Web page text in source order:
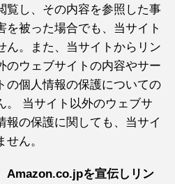
覧し、その内容を参照した事
を被った場合でも、当サイト
ん。また、当サイトからリン
のウェブサイトの内容やサー
の個人情報の保護についての
。 当サイト以外のウェブサ
報の保護に関しても、当サイ
ん。
Amazon.co.jpを宣伝しリン